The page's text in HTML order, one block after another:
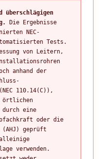
überschlägigen
Die Ergebnisse
NEC-
Tests.
von Leitern,
anhand der
110.14(C)),
örtlichen
eine
oder die
(AHJ) geprüft
verwenden.